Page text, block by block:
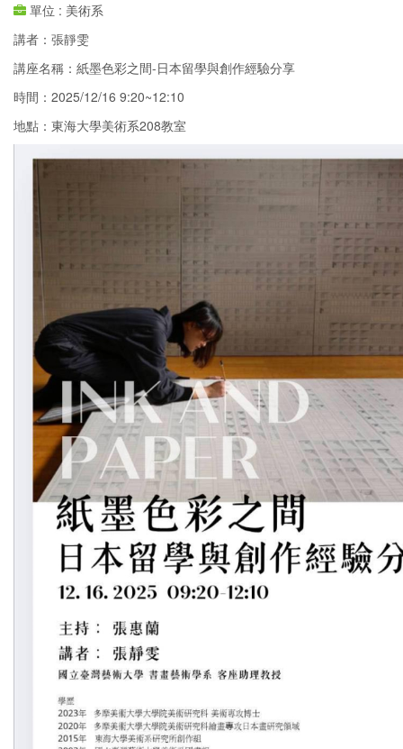
單位 : 美術系
講者：張靜雯
講座名稱：紙墨色彩之間-日本留學與創作經驗分享
時間：2025/12/16 9:20~12:10
地點：東海大學美術系208教室